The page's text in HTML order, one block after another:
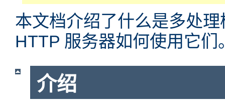
本文档介绍了什么是多处
HTTP 服务器如何使用它们
介绍